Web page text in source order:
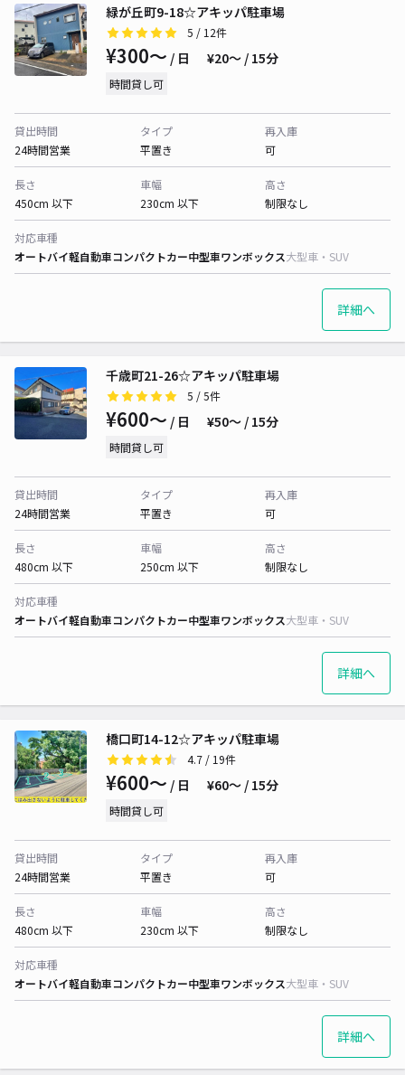
緑が丘町9-18☆アキッパ駐車場
5 / 12件
¥300〜 / 日 ¥20〜 / 15分
時間貸し可
貸出時間
24時間営業
タイプ
平置き
再入庫
可
長さ
450cm 以下
車幅
230cm 以下
高さ
制限なし
対応車種
オートバイ軽自動車コンパクトカー中型車ワンボックス大型車・SUV
詳細へ
千歳町21-26☆アキッパ駐車場
5 / 5件
¥600〜 / 日 ¥50〜 / 15分
時間貸し可
貸出時間
24時間営業
タイプ
平置き
再入庫
可
長さ
480cm 以下
車幅
250cm 以下
高さ
制限なし
対応車種
オートバイ軽自動車コンパクトカー中型車ワンボックス大型車・SUV
詳細へ
橋口町14-12☆アキッパ駐車場
4.7 / 19件
¥600〜 / 日 ¥60〜 / 15分
時間貸し可
貸出時間
24時間営業
タイプ
平置き
再入庫
可
長さ
480cm 以下
車幅
230cm 以下
高さ
制限なし
対応車種
オートバイ軽自動車コンパクトカー中型車ワンボックス大型車・SUV
詳細へ